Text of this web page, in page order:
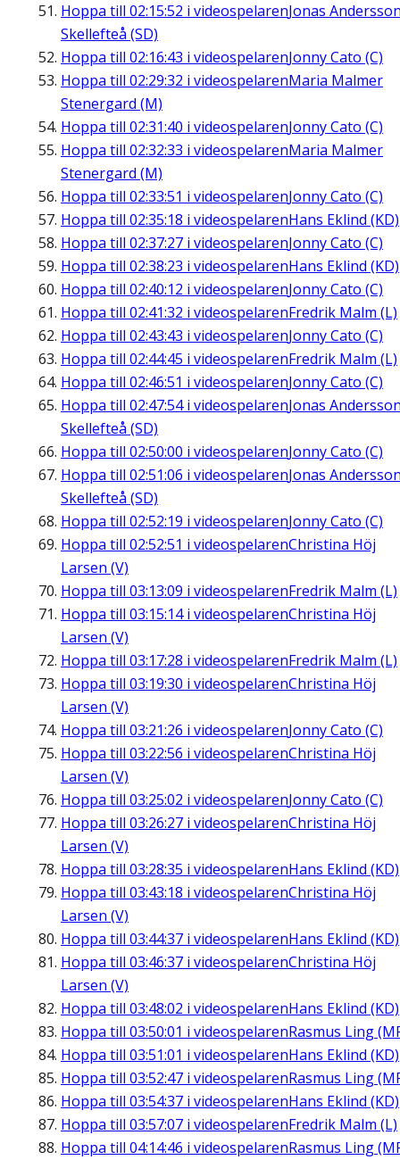
Hoppa till 02:15:52 i videospelarenJonas
Skellefteå (SD)
Hoppa till 02:16:43 i videospelarenJonny Cato (C)
Hoppa till 02:29:32 i videospelarenMaria Malmer
Stenergard (M)
Hoppa till 02:31:40 i videospelarenJonny Cato (C)
Hoppa till 02:32:33 i videospelarenMaria Malmer
Stenergard (M)
Hoppa till 02:33:51 i videospelarenJonny Cato (C)
Hoppa till 02:35:18 i videospelarenHans Eklind (KD)
Hoppa till 02:37:27 i videospelarenJonny Cato (C)
Hoppa till 02:38:23 i videospelarenHans Eklind (KD)
Hoppa till 02:40:12 i videospelarenJonny Cato (C)
Hoppa till 02:41:32 i videospelarenFredrik Malm (L)
Hoppa till 02:43:43 i videospelarenJonny Cato (C)
Hoppa till 02:44:45 i videospelarenFredrik Malm (L)
Hoppa till 02:46:51 i videospelarenJonny Cato (C)
Hoppa till 02:47:54i videospelarenJonas
Skellefteå (SD)
Hoppa till 02:50:00 i videospelarenJonny Cato (C)
Hoppa till 02:51:06 i videospelarenJonas
Skellefteå (SD)
Hoppa till 02:52:19 i videospelarenJonny Cato (C)
Hoppa till 02:52:51 i videospelarenChristina Höj
Larsen (V)
Hoppa till 03:13:09 i videospelarenFredrik Malm (L)
Hoppa till 03:15:14i videospelarenChristina Höj
Larsen (V)
Hoppa till 03:17:28 i videospelarenFredrik Malm (L)
Hoppa till 03:19:30 i videospelarenChristina Höj
Larsen (V)
Hoppa till 03:21:26 i videospelarenJonny Cato (C)
Hoppa till 03:22:56 i videospelarenChristina Höj
Larsen (V)
Hoppa till 03:25:02 i videospelarenJonny Cato (C)
Hoppa till 03:26:27 i videospelarenChristina Höj
Larsen (V)
Hoppa till 03:28:35 i videospelarenHans Eklind (KD)
Hoppa till 03:43:18 i videospelarenChristina Höj
Larsen (V)
Hoppa till 03:44:37 i videospelarenHans Eklind (KD)
Hoppa till 03:46:37 i videospelarenChristina Höj
Larsen (V)
Hoppa till 03:48:02 i videospelarenHans Eklind (KD)
Hoppa till 03:50:01 i videospelarenRasmus Ling
Hoppa till 03:51:01 i videospelarenHans Eklind (KD)
Hoppa till 03:52:47 i videospelarenRasmus Ling
Hoppa till 03:54:37 i videospelarenHans Eklind (KD)
Hoppa till 03:57:07 i videospelarenFredrik Malm (L)
Hoppa till 04:14:46 i videospelarenRasmus Ling